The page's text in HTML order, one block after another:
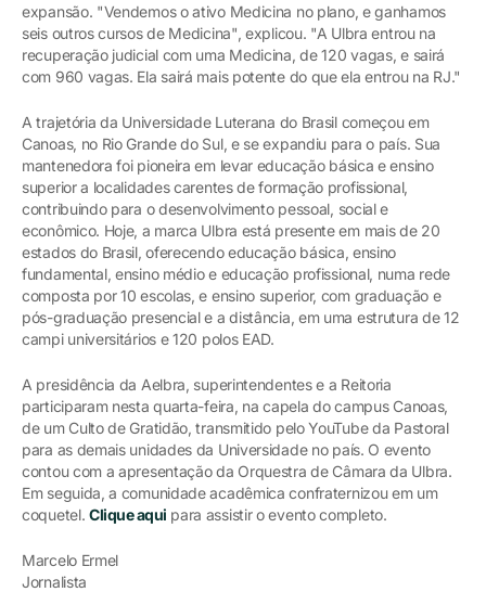
expansão. "Vendemos o ativo Medicina no plano, e ganhamos
seis outros cursos de Medicina", explicou. "A Ulbra entrou na
recuperação judicial com uma Medicina, de 120 vagas, e sairá
com 960 vagas. Ela sairá mais potente do que ela entrou na RJ."
A trajetória da Universidade Luterana do Brasil começou em
Canoas, no Rio Grande do Sul, e se expandiu para o país. Sua
mantenedora foi pioneira em levar educação básica e ensino
superior a localidades carentes de formação profissional,
contribuindo para o desenvolvimento pessoal, social e
econômico. Hoje, a marca Ulbra está presente em mais de 20
estados do Brasil, oferecendo educação básica, ensino
fundamental, ensino médio e educação profissional, numa rede
composta por 10 escolas, e ensino superior, com graduação e
pós-graduação presencial e a distância, em uma estrutura de 12
campi universitários e 120 polos EAD.
A presidência da Aelbra, superintendentes e a Reitoria
participaram nesta quarta-feira, na capela do campus Canoas,
de um Culto de Gratidão, transmitido pelo YouTube da Pastoral
para as demais unidades da Universidade no país. O evento
contou com a apresentação da Orquestra de Câmara da Ulbra.
Em seguida, a comunidade acadêmica confraternizou em um
coquetel.Clique aqui para assistir o evento completo.
Marcelo Ermel
Jornalista